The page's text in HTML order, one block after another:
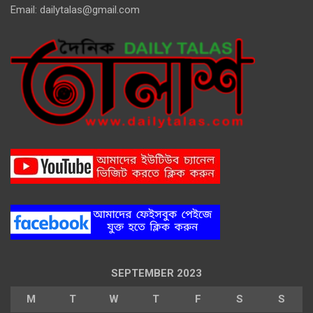
Email: dailytalas@gmail.com
SEPTEMBER 2023
M T W T F S S